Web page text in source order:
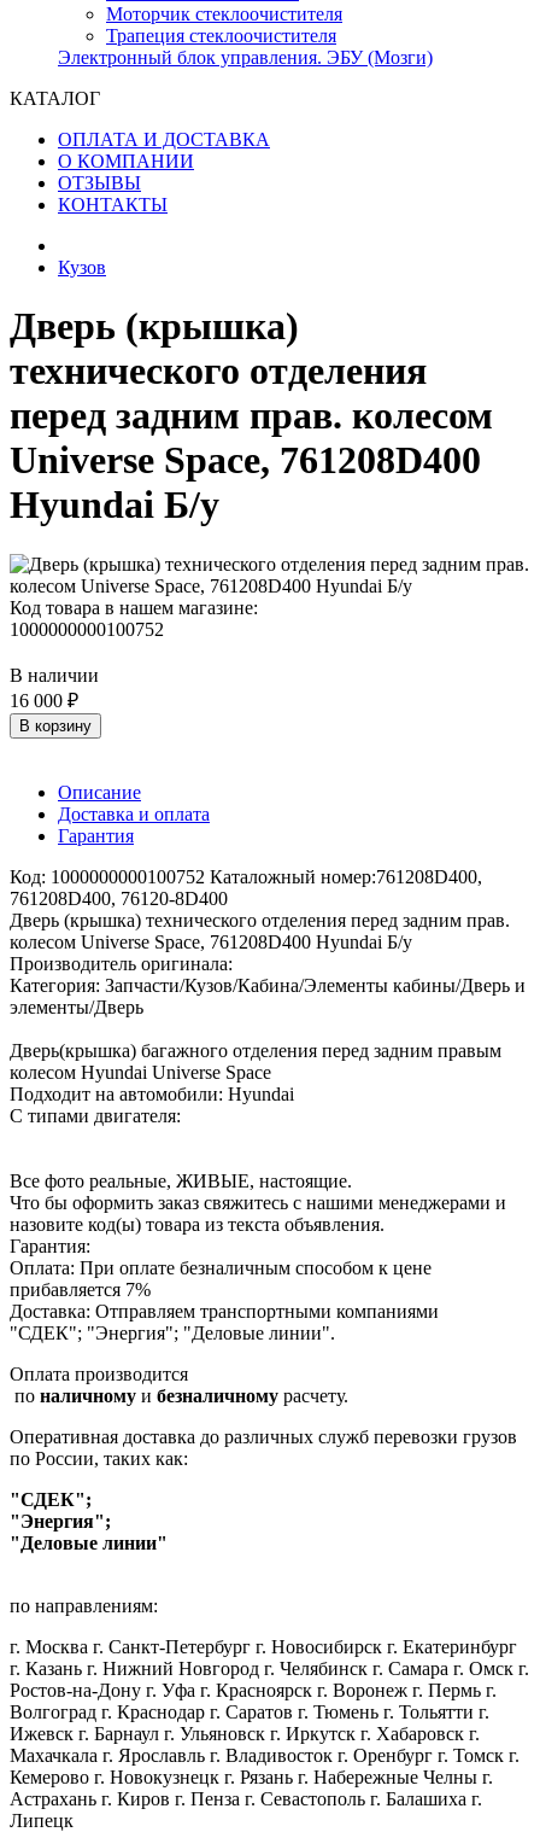
Моторчик стеклоочистителя
Трапеция стеклоочистителя
Электронный блок управления. ЭБУ (Мозги)
КАТАЛОГ
ОПЛАТА И ДОСТАВКА
О КОМПАНИИ
ОТЗЫВЫ
КОНТАКТЫ
Кузов
Дверь (крышка)
технического отделения
перед задним прав. колесом
Universe Space, 761208D400
Hyundai Б/у
Код товара в нашем магазине:
1000000000100752
В наличии
16 000 ₽
В корзину
Описание
Доставка и оплата
Гарантия
Код: 1000000000100752 Каталожный номер:761208D400,
761208D400, 76120-8D400
Дверь (крышка) технического отделения перед задним прав.
колесом Universe Space, 761208D400 Hyundai Б/у
Производитель оригинала:
Категория: Запчасти/Кузов/Кабина/Элементы кабины/Дверь и
элементы/Дверь
Дверь(крышка) багажного отделения перед задним правым
колесом Hyundai Universe Space
Подходит на автомобили: Hyundai
С типами двигателя:
Все фото реальные, ЖИВЫЕ, настоящие.
Что бы оформить заказ свяжитесь с нашими менеджерами и
назовите код(ы) товара из текста объявления.
Гарантия:
Оплата: При оплате безналичным способом к цене
прибавляется 7%
Доставка: Отправляем транспортными компаниями
"СДЕК"; "Энергия"; "Деловые линии".
Оплата производится
по наличному и безналичному расчету.
Оперативная доставка до различных служб перевозки грузов
по России, таких как:
"СДЕК";
"Энергия";
"Деловые линии"
по направлениям:
г. Москва г. Санкт-Петербург г. Новосибирск г. Екатеринбург
г. Казань г. Нижний Новгород г. Челябинск г. Самара г. Омск г.
Ростов-на-Дону г. Уфа г. Красноярск г. Воронеж г. Пермь г.
Волгоград г. Краснодар г. Саратов г. Тюмень г. Тольятти г.
Ижевск г. Барнаул г. Ульяновск г. Иркутск г. Хабаровск г.
Махачкала г. Ярославль г. Владивосток г. Оренбург г. Томск г.
Кемерово г. Новокузнецк г. Рязань г. Набережные Челны г.
Астрахань г. Киров г. Пенза г. Севастополь г. Балашиха г.
Липецк